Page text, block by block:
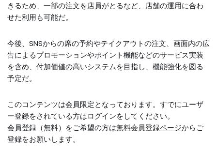
きるため、一部の注文を店員がとるなど、店舗の運用に合わ
せた利用も可能だ。
今後、SNSからの席の予約やテイクアウトの注文、画面内の広
告によるプロモーションやポイント機能などのサービス実装
を含め、付加価値の高いシステムを目指し、機能強化を図る
予定だ。
このコンテンツは会員限定となっております。すでにユーザ
ー登録をされている方はログインをしてください。
会員登録（無料）をご希望の方は無料会員登録ページからご
登録をお願いします。